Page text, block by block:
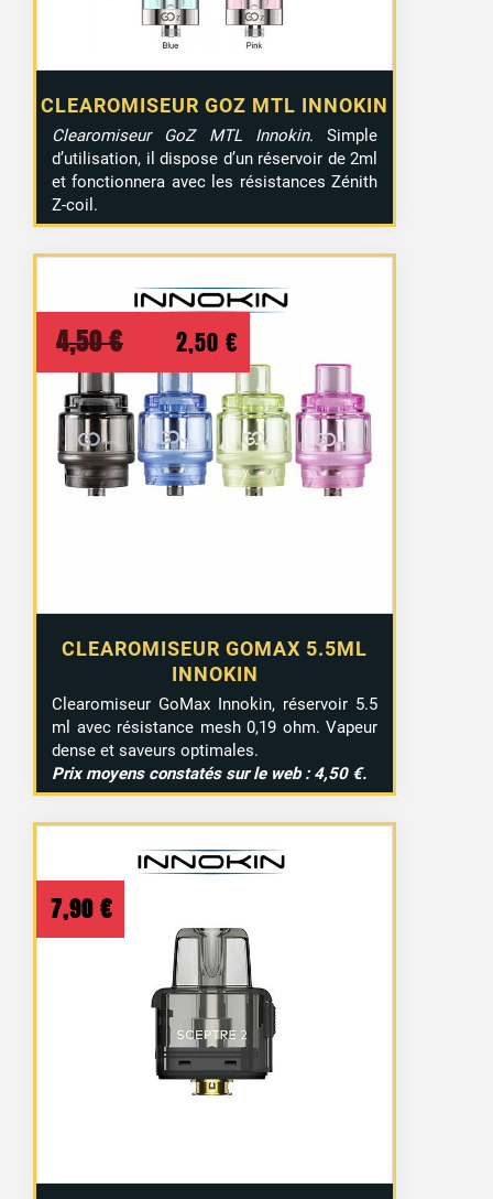
CLEAROMISEUR GOZ MTL INNOKIN
Clearomiseur GoZ MTL Innokin. Simple
d’utilisation, il dispose d’un réservoir de 2ml
et fonctionnera avec les résistances Zénith
Z-coil.
CLEAROMISEUR GOMAX 5.5ML
INNOKIN
4,50€
Le
prix
initial
était :
4,50 €.
2,50 €
prix
actuel
est :
2,50 €.
Clearomiseur GoMax Innokin, réservoir 5.5
ml avec résistance mesh 0,19 ohm. Vapeur
dense et saveurs optimales.
Prix moyens constatés sur le web : 4,50 €.
7,90 €